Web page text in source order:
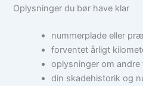
Oplysninger du bør have klar
nummerplade eller
forventet årligt
oplysninger om andre
din skadehistorik og